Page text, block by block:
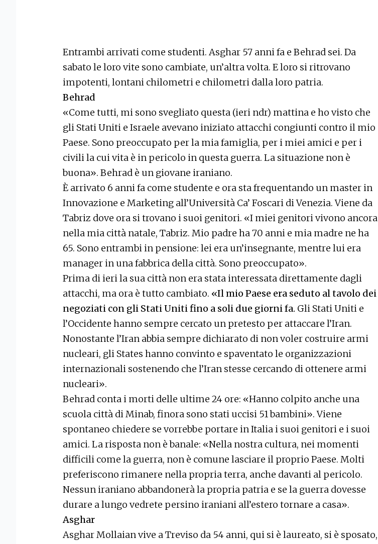
Entrambi arrivati come studenti. Asghar 57 anni fa e Behrad sei. Da
sabato le loro vite sono cambiate, un’altra volta. E loro si ritrovano
impotenti, lontani chilometri e chilometri dalla loro patria.
Behrad
«Come tutti, mi sono svegliato questa (ieri ndr) mattina e ho visto che
gli Stati Uniti e Israele avevano iniziato attacchi congiunti contro il mio
Paese. Sono preoccupato per la mia famiglia, per i miei amici e per i
civili la cui vita è in pericolo in questa guerra. La situazione non è
buona». Behrad è un giovane iraniano.
È arrivato 6 anni fa come studente e ora sta frequentando un master in
Innovazione e Marketing all’Università Ca’ Foscari di Venezia. Viene da
Tabriz dove ora si trovano i suoi genitori. «I miei genitori vivono ancora
nella mia città natale, Tabriz. Mio padre ha 70 anni e mia madre ne ha
65. Sono entrambi in pensione: lei era un’insegnante, mentre lui era
manager in una fabbrica della città. Sono preoccupato».
Prima di ieri la sua città non era stata interessata direttamente dagli
attacchi, ma ora è tutto cambiato. «Il mio Paese era seduto al tavolo dei
negoziati con gli Stati Uniti fino a soli due giorni fa. Gli Stati Uniti e
l’Occidente hanno sempre cercato un pretesto per attaccare l’Iran.
Nonostante l’Iran abbia sempre dichiarato di non voler costruire armi
nucleari, gli States hanno convinto e spaventato le organizzazioni
internazionali sostenendo che l’Iran stesse cercando di ottenere armi
nucleari».
Behrad conta i morti delle ultime 24 ore: «Hanno colpito anche una
scuola città di Minab, finora sono stati uccisi 51 bambini». Viene
spontaneo chiedere se vorrebbe portare in Italia i suoi genitori e i suoi
amici. La risposta non è banale: «Nella nostra cultura, nei momenti
difficili come la guerra, non è comune lasciare il proprio Paese. Molti
preferiscono rimanere nella propria terra, anche davanti al pericolo.
Nessun iraniano abbandonerà la propria patria e se la guerra dovesse
durare a lungo vedrete persino iraniani all’estero tornare a casa».
Asghar
Asghar Mollaian vive a Treviso da 54 anni, qui si è laureato, si è sposato,